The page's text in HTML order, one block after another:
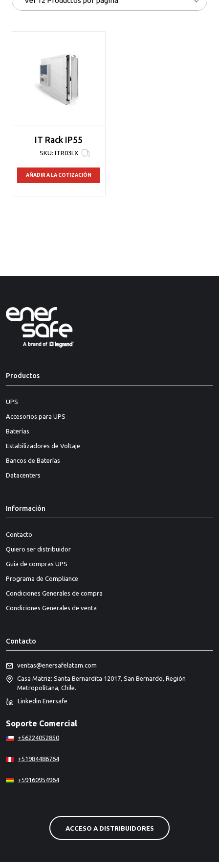
IT Rack IP55
SKU: ITR03LX
AÑADIR A LA COTIZACIÓN
Productos
UPS
Accesorios para UPS
Baterías
Estabilizadores de Voltaje
Bancos de Baterías
Datacenters
Información
Contacto
Quiero ser distribuidor
Guia de compras UPS
Programa de Compliance
Condiciones Generales de compra
Condiciones Generales de venta
Contacto
ventas@enersafelatam.com
Casa Matriz: Santa Bernardita 12017, San Bernardo, Región
Metropolitana, Chile.
Linkedin Enersafe
Soporte Comercial
+56224052850
+51984486764
+59160954964
ACCESO A DISTRIBUIDORES